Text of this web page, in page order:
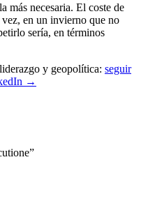
y geopolítica: seguir
→